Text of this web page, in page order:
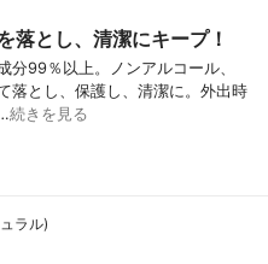
落とし、清潔にキープ！
分99％以上。ノンアルコール、
落とし、保護し、清潔に。外出時
続きを見る
ラル)